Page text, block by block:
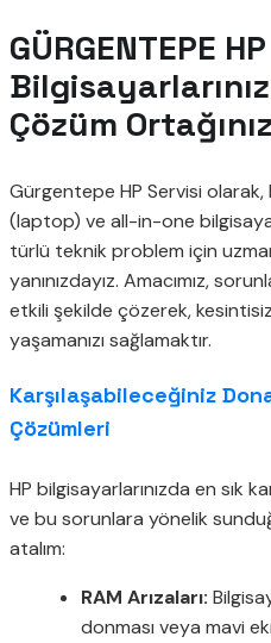
GÜRGENTEPE
Çözüm Ortağınız
Gürgentepe HP Servisi
(laptop) ve all-in-one
türlü teknik problem için
yanınızdayız. Amacımız,
etkili şekilde çözerek,
yaşamanızı sağlamaktır.
Karşılaşabileceğiniz
Çözümleri
HP bilgisayarlarınızda en sık
ve bu sorunlara yönelik
atalım:
RAM Arızaları:
donması veya mavi